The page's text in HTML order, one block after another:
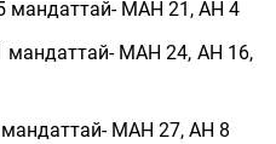
мандаттай- МАН 21, АН 4
мандаттай- МАН 24, АН 16,
МАН 27, АН 8